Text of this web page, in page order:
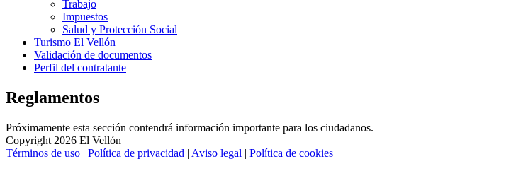
Trabajo
Impuestos
Salud y Protección Social
Turismo El Vellón
Validación de documentos
Perfil del contratante
Reglamentos
Próximamente esta sección contendrá información importante para los ciudadanos.
Copyright 2026 El Vellón
Términos de uso | Política de privacidad | Aviso legal | Política de cookies